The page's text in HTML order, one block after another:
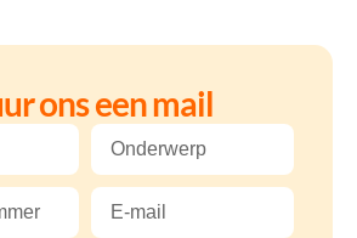
ons een mail